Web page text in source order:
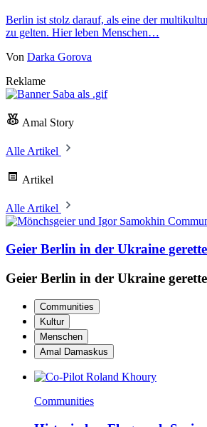
Berlin ist stolz darauf, als eine der
zu gelten. Hier leben Menschen…
Von Darka Gorova
Reklame
Amal Story
Alle Artikel
Artikel
Alle Artikel
Geier Berlin in der Ukraine
Geier Berlin in der Ukraine
Communities
Kultur
Menschen
Amal Damaskus
Communities